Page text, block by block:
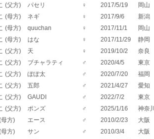
(父方) パセリ ♀ 2017/5/19 岡山
(母方) ネギ ♀ 2017/9/6 新潟
(母方) quuchan ♀ 2017/11/1 岡山
(母方) はな ♀ 2017/11/29 静岡
(父方) 天 ♀ 2019/10/2 奈良
(父方) ブチャラティ ♂ 2020/4/5 東京
(父方) ぽぽ太 ♂ 2020/7/20 福岡
(父方) 五郎 ♂ 2021/4/27 愛知
(父方) GAUDI ♂ 2022/7/2 東京
(父方) ポンズ ♂ 2025/1/16 神奈川
方) エース ♂ 2010/2/23 大阪
方) サン ♂ 2010/3/4 大阪